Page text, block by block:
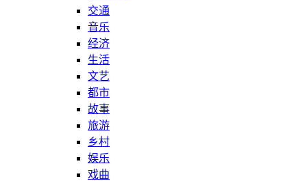
交通
音乐
经济
生活
文艺
都市
故事
旅游
乡村
娱乐
戏曲